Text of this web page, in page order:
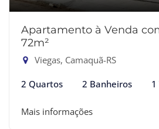
Apartamento à Venda
72m²
Viegas, Camaquã-RS
2 Quartos 2 Banheiros 1
Mais informações